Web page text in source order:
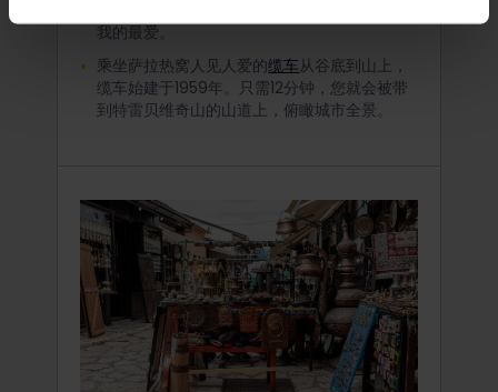
我的最爱。
乘坐萨拉热窝人见人爱的缆车从谷底到山上，
缆车始建于1959年。只需12分钟，您就会被带
到特雷贝维奇山的山道上，俯瞰城市全景。